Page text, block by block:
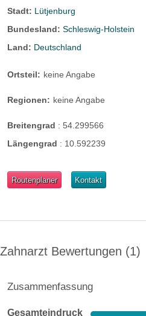
Stadt: Lütjenburg
Bundesland: Schleswig-Holstein
Land: Deutschland
Ortsteil: keine Angabe
Regionen: keine Angabe
Breitengrad : 54.299566
Längengrad : 10.592239
Routenplaner Kontakt
Zahnarzt Bewertungen 1
Zusammenfassung
Gesamteindruck